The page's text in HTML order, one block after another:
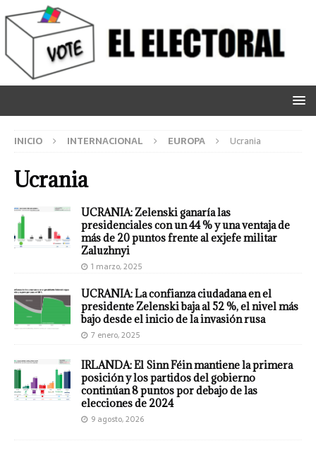
INICIO INTERNACIONAL EUROPA Ucrania
Ucrania
UCRANIA: Zelenski ganaría las
presidenciales con un 44 % y una ventaja de
más de 20 puntos frente al exjefe militar
Zaluzhnyi
1 marzo, 2025
UCRANIA: La confianza ciudadana en el
presidente Zelenski baja al 52 %, el nivel más
bajo desde el inicio de la invasión rusa
7 enero, 2025
IRLANDA: El Sinn Féin mantiene la primera
posición y los partidos del gobierno
continúan 8 puntos por debajo de las
elecciones de 2024
9 agosto, 2026